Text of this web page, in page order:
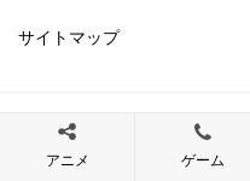
サイトマップ
© 2023 動画は無料でたのしまなき
アニメ ゲーム